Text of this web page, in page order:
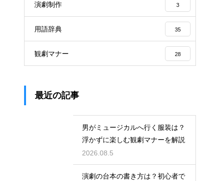
演劇制作 3
用語辞典 35
観劇マナー 28
最近の記事
男がミュージカルへ行く服装は？
浮かずに楽しむ観劇マナーを解説
2026.08.5
演劇の台本の書き方は？初心者で